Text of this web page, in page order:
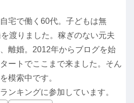
宅で働く60代。子どもは無
渡りました。稼ぎのない元夫
離婚。2012年からブログを始
ートでここまで来ました。そん
模索中です。
ンキングに参加しています。